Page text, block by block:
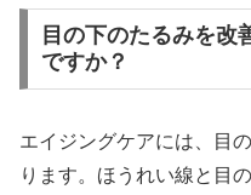
目の下のたるみを改
ですか？
エイジングケアには、目
ります。ほうれい線と目